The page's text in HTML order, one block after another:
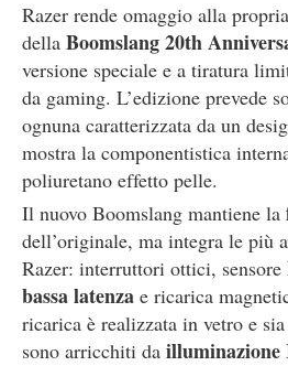
Razer rende omaggio alla
della Boomslang 20th
versione speciale e a tiratura
da gaming. L’edizione prevede
ognuna caratterizzata da un
mostra la componentistica
poliuretano effetto pelle.
Il nuovo Boomslang mantiene la
dell’originale, ma integra le più
Razer: interruttori ottici, sensore
bassa latenza e ricarica
ricarica è realizzata in vetro e
sono arricchiti da illuminazione